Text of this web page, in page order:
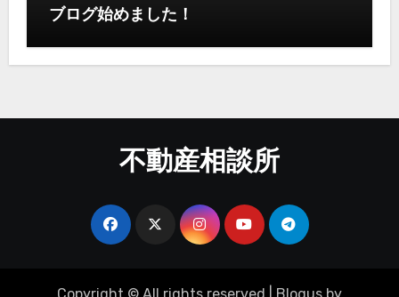
ブログ始めました！
不動産相談所